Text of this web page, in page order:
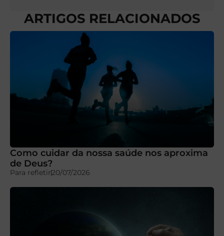
ARTIGOS RELACIONADOS
Como cuidar da nossa saúde nos aproxima
de Deus?
Para refletir20/07/2026